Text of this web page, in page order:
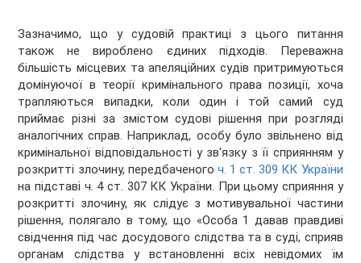
Зазначимо, що у судовій практиці з цього питання
також не вироблено єдиних підходів. Переважна
більшість місцевих та апеляційних судів притримуються
домінуючої в теорії кримінального права позиції, хоча
трапляються випадки, коли один і той самий суд
приймає різні за змістом судові рішення при розгляді
аналогічних справ. Наприклад, особу було звільнено від
кримінальної відповідальності у зв'язку з її сприянням у
розкритті злочину, передбаченого ч. 1 ст. 309 КК України
на підставі ч. 4 ст. 307 КК України. При цьому сприяння у
розкритті злочину, як слідує з мотивувальної частини
рішення, полягало в тому, що «Особа 1 давав правдиві
свідчення під час досудового слідства та в суді, сприяв
органам слідства у встановленні всіх невідомих їм